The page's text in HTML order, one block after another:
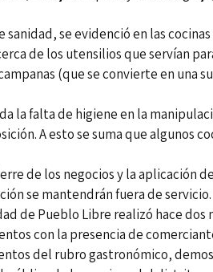
se evidenció en las
de los utensilios que servían
(que se convierte en una
la falta de higiene en la
A esto se suma que algunos
de los negocios y la aplicación
se mantendrán fuera de servicio.
de Pueblo Libre realizó hace dos
con la presencia de
del rubro gastronómico,